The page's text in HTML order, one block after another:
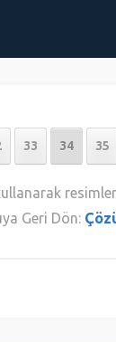
33 34 35
Geri Dön: